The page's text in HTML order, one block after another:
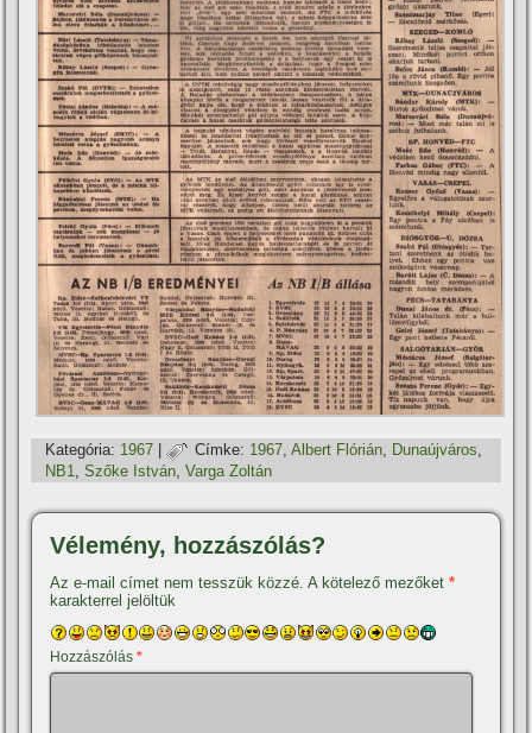
Kategória: 1967 | Címke: 1967,Albert Flórián, Dunaújváros,
NB1
,Szőke István ,Varga Zoltán
Vélemény, hozzászólás?
Az e-mail címet nem tesszük közzé. A kötelező mezőket*
karakterrel jelöltük
Hozzászólás*